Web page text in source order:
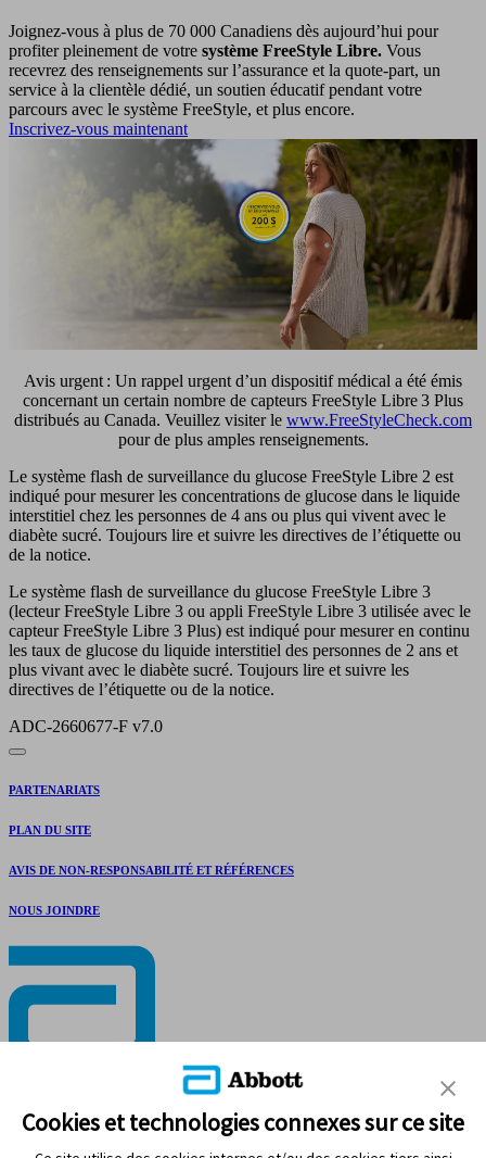
Joignez-vous à plus de 70 000 Canadiens dès aujourd’hui pour
profiter pleinement de votre système FreeStyle Libre. Vous
recevrez des renseignements sur l’assurance et la quote-part, un
service à la clientèle dédié, un soutien éducatif pendant votre
parcours avec le système FreeStyle, et plus encore.
Inscrivez-vous maintenant
Avis urgent : Un rappel urgent d’un dispositif médical a été émis
concernant un certain nombre de capteurs FreeStyle Libre 3 Plus
distribués au Canada. Veuillez visiter le www.FreeStyleCheck.com
pour de plus amples renseignements.
Le système flash de surveillance du glucose FreeStyle Libre 2 est
indiqué pour mesurer les concentrations de glucose dans le liquide
interstitiel chez les personnes de 4 ans ou plus qui vivent avec le
diabète sucré. Toujours lire et suivre les directives de l’étiquette ou
de la notice.
Le système flash de surveillance du glucose FreeStyle Libre 3
(lecteur FreeStyle Libre 3 ou appli FreeStyle Libre 3 utilisée avec le
capteur FreeStyle Libre 3 Plus) est indiqué pour mesurer en continu
les taux de glucose du liquide interstitiel des personnes de 2 ans et
plus vivant avec le diabète sucré. Toujours lire et suivre les
directives de l’étiquette ou de la notice.
ADC-2660677-F v7.0
PARTENARIATS
PLAN DU SITE
AVIS DE NON-RESPONSABILITÉ ET RÉFÉRENCES
NOUS JOINDRE
Cookies et technologies connexes sur ce site